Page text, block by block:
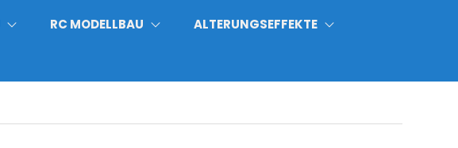
RC MODELLBAU ALTERUNGSEFFEKTE